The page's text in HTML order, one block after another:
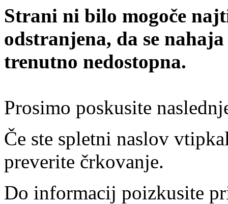
Strani ni bilo mogoče
odstranjena, da se
trenutno nedostopna.
Prosimo poskusite
Če ste spletni naslov
preverite črkovanje.
Do informacij poizkusite